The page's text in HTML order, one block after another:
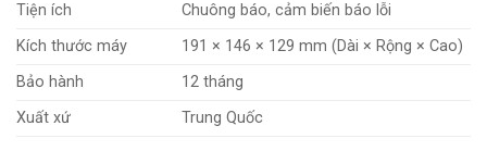
Tiện ích
Chuông báo, cảm biến báo lỗi
Kích thước máy
191 × 146 × 129 mm (Dài × Rộng × Cao)
Bảo hành
12 tháng
Xuất xứ
Trung Quốc